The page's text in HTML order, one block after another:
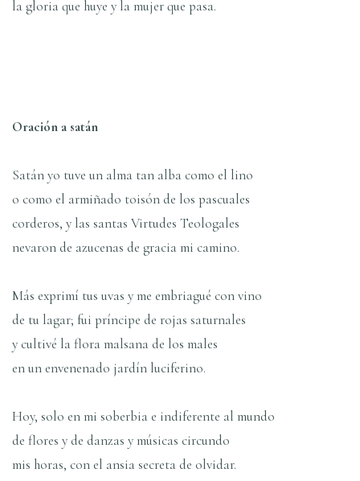
la gloria que huye y la mujer que pasa.
Oración a satán
Satán yo tuve un alma tan alba como el lino
o como el armiñado toisón de los pascuales
corderos, y las santas Virtudes Teologales
nevaron de azucenas de gracia mi camino.
Más exprimí tus uvas y me embriagué con vino
de tu lagar; fui príncipe de rojas saturnales
y cultivé la flora malsana de los males
en un envenenado jardín luciferino.
Hoy, solo en mi soberbia e indiferente al mundo
de flores y de danzas y músicas circundo
mis horas, con el ansia secreta de olvidar.